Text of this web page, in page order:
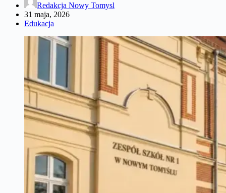
Redakcja Nowy Tomysl
31 maja, 2026
Edukacja